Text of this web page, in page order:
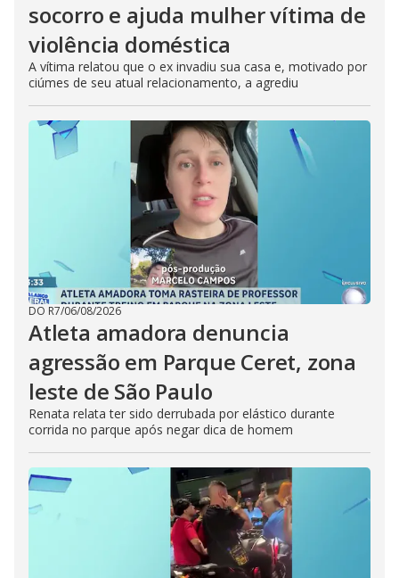
socorro e ajuda mulher vítima de
violência doméstica
A vítima relatou que o ex invadiu sua casa e, motivado por
ciúmes de seu atual relacionamento, a agrediu
DO R7/06/08/2026
Atleta amadora denuncia
agressão em Parque Ceret, zona
leste de São Paulo
Renata relata ter sido derrubada por elástico durante
corrida no parque após negar dica de homem